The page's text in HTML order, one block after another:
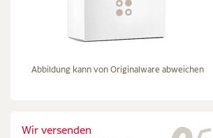
Abbildung kann von Originalware abweichen
Wir versenden